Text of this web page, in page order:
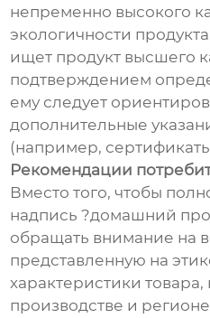
непременно высокого
экологичности
ищет продукт высшего
подтверждением
ему следует
дополнительные
(например, сертификаты
Рекомендации
Вместо того, чтобы
надпись ?домашний
обращать внимание на
представленную на
характеристики
производстве и